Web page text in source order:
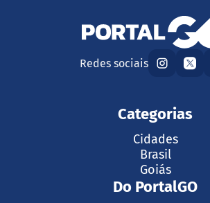
Redes sociais
Categorias
Cidades
Brasil
Goiás
Do PortalGO